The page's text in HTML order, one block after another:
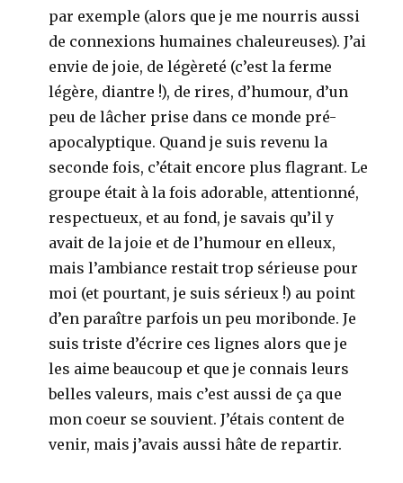
par exemple (alors que je me nourris aussi
de connexions humaines chaleureuses). J’ai
envie de joie, de légèreté (c’est la ferme
légère, diantre !), de rires, d’humour, d’un
peu de lâcher prise dans ce monde pré-
apocalyptique. Quand je suis revenu la
seconde fois, c’était encore plus flagrant. Le
groupe était à la fois adorable, attentionné,
respectueux, et au fond, je savais qu’il y
avait de la joie et de l’humour en elleux,
mais l’ambiance restait trop sérieuse pour
moi (et pourtant, je suis sérieux !) au point
d’en paraître parfois un peu moribonde. Je
suis triste d’écrire ces lignes alors que je
les aime beaucoup et que je connais leurs
belles valeurs, mais c’est aussi de ça que
mon coeur se souvient. J’étais content de
venir, mais j’avais aussi hâte de repartir.